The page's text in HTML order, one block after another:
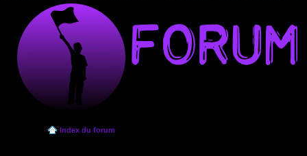
Index du forum